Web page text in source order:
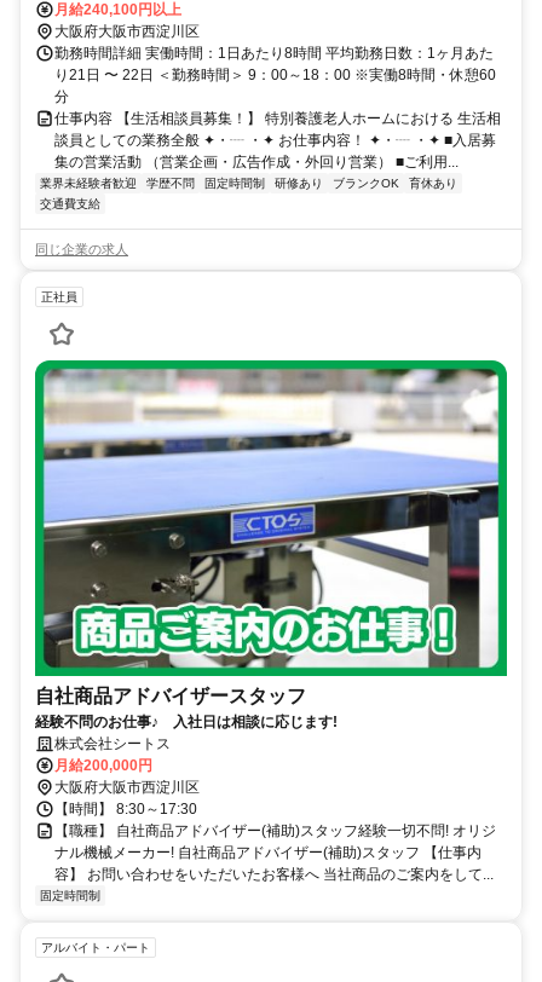
月給240,100円以上
大阪府大阪市西淀川区
勤務時間詳細 実働時間：1日あたり8時間 平均勤務日数：1ヶ月あた
り21日 〜 22日 ＜勤務時間＞ 9：00～18：00 ※実働8時間・休憩60
分
仕事内容 【生活相談員募集！】 特別養護老人ホームにおける 生活相
談員としての業務全般 ✦・┈ ・✦ お仕事内容！ ✦・┈ ・✦ ■入居募
集の営業活動 （営業企画・広告作成・外回り営業） ■ご利用...
業界未経験者歓迎 学歴不問 固定時間制 研修あり ブランクOK
育休あり
交通費支給
同じ企業の求人
正社員
自社商品アドバイザースタッフ
経験不問のお仕事♪ 入社日は相談に応じます!
株式会社シートス
月給200,000円
大阪府大阪市西淀川区
【時間】 8:30～17:30
【職種】 自社商品アドバイザー(補助)スタッフ経験一切不問! オリジ
ナル機械メーカー! 自社商品アドバイザー(補助)スタッフ 【仕事内
容】 お問い合わせをいただいたお客様へ 当社商品のご案内をして...
固定時間制
アルバイト・パート